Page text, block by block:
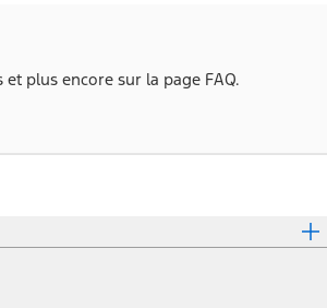
plus encore sur la page FAQ.